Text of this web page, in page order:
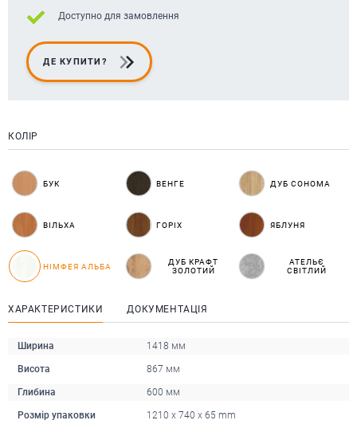
Доступно для замовлення
ДЕ КУПИТИ?
КОЛІР
БУК ВЕНГЕ ДУБ СОНОМА
ВІЛЬХА ГОРІХ ЯБЛУНЯ
НІМФЕЯ АЛЬБА
ДУБ КРАФТ
ЗОЛОТИЙ
АТЕЛЬЄ
СВІТЛИЙ
ХАРАКТЕРИСТИКИ ДОКУМЕНТАЦІЯ
Ширина 1418 мм
Висота 867 мм
Глибина 600 мм
Розмір упаковки 1210 x 740 x 65 mm